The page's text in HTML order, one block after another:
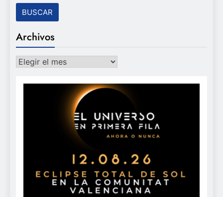
Archivos
Archivos